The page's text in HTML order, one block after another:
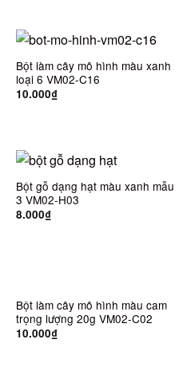
Bột làm cây mô hình màu xanh
loại 6 VM02-C16
10.000₫
Bột gỗ dạng hạt màu xanh mẫu
3 VM02-H03
8.000₫
Bột làm cây mô hình màu cam
trọng lượng 20g VM02-C02
10.000₫